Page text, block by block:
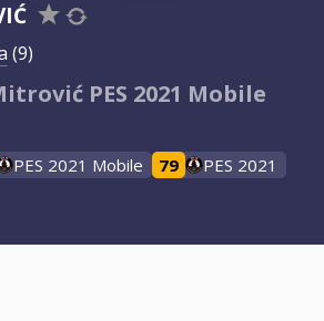
(9)
PES 2021 Mobile
PES 2021 Mobile 79
PES 2021